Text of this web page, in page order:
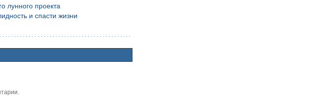
лунного проекта
и спасти жизни